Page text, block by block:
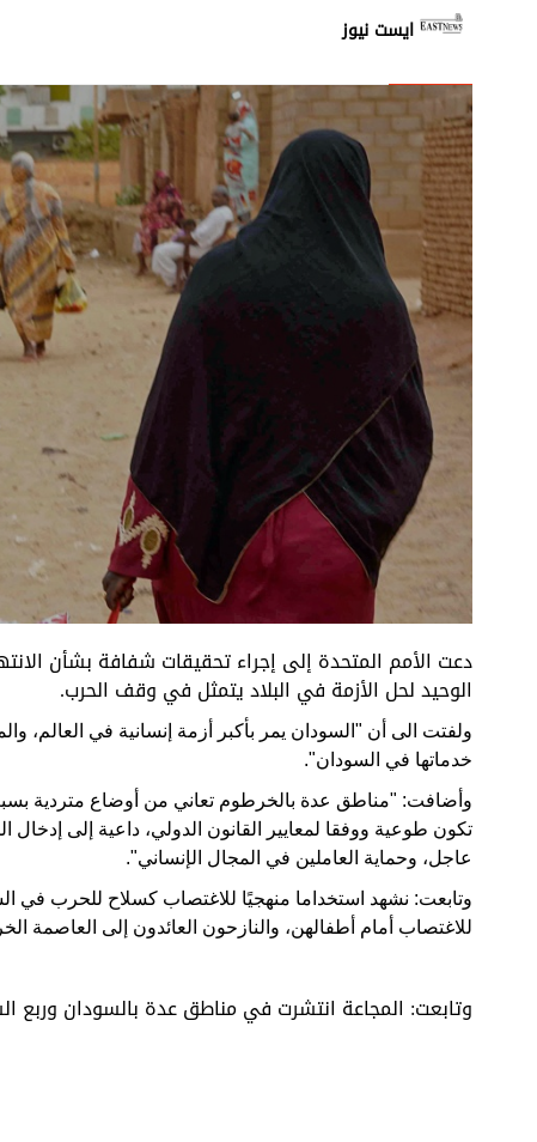
غارة اسرائيلية من مسيّرة
استمرار عمليات رفع
المتحدّث باسم الدفاع
تحليق للطيران المسيّر
زحمة سير خانقة على جسر
شهيد في غارة استهدفت
قصف مدفعي عنيف على
وزير الخارجية
ايست نيوز
دعت الأمم المتحدة إلى إجراء تحقيقات شفافة بشأن
الوحيد لحل الأزمة في البلاد يتمثل في وقف الحرب.
ولفتت الى أن "السودان يمر بأكبر أزمة إنسانية في العالم،
خدماتها في السودان".
وأضافت: "مناطق عدة بالخرطوم تعاني من أوضاع متردية
تكون طوعية ووفقا لمعايير القانون الدولي، داعية إلى إدخال
عاجل، وحماية العاملين في المجال الإنساني".
وتابعت: نشهد استخداما منهجيًا للاغتصاب كسلاح للحرب في
للاغتصاب أمام أطفالهن، والنازحون العائدون إلى العاصمة
وتابعت: المجاعة انتشرت في مناطق عدة بالسودان